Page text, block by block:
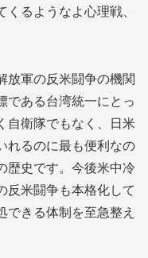
るようなよ心理戦、
放軍の反米闘争の機関
である台湾統一にとっ
自衛隊でもなく、日米
れるのに最も便利なの
歴史です。今後米中冷
反米闘争も本格化して
できる体制を至急整え